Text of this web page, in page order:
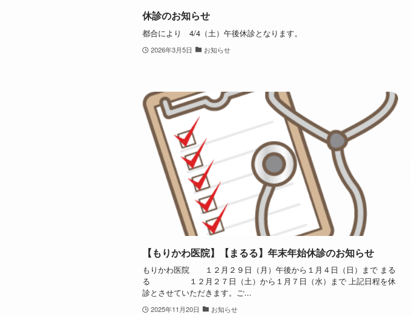
休診のお知らせ
都合により 4/4（土）午後休診となります。
2026年3月5日 お知らせ
【もりかわ医院】【まるる】年末年始休診のお知らせ
もりかわ医院 １２月２９日（月）午後から１月４日（日）まで まる
る １２月２７日（土）から１月７日（水）まで 上記日程を休
診とさせていただきます。ご...
2025年11月20日 お知らせ